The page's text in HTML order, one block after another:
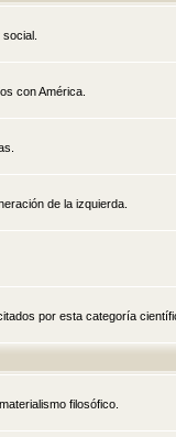
con América.
de la izquierda.
por esta categoría
filosófico.